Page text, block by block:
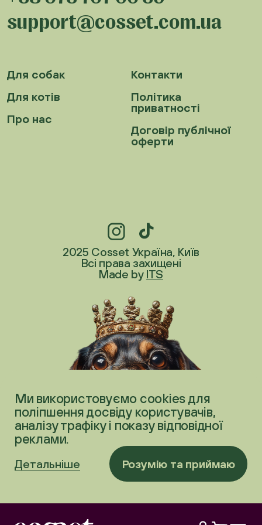
support@cosset.com.ua
Для собак
Для котів
Про нас
Контакти
Політика
приватності
Договір публічної
оферти
2025 Cosset Україна, Київ
Всі права захищені
Made by ITS
Ми використовуємо cookies для
поліпшення досвіду користувачів,
аналізу трафіку і показу відповідної
реклами.
Розумію та приймаю
Детальніше